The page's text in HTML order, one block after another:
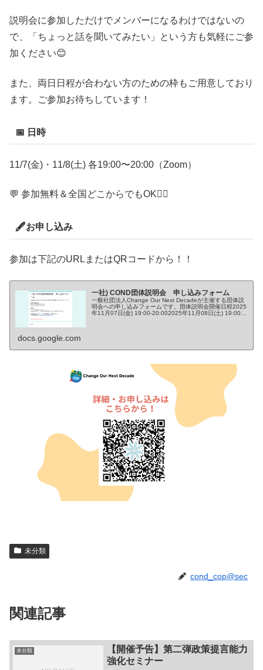
説明会に参加しただけでメンバーになるわけではないの
で、「ちょっと話を聞いてみたい」という方も気軽にご参
加ください😊
また、両日日程が合わない方のための枠もご用意しており
ます。ご参加お待ちしています！
📅 日時
11/7(金)・11/8(土) 各19:00〜20:00（Zoom）
💬 参加無料＆全国どこからでもOK🙆‍♀️
🖋️お申し込み
参加は下記のURLまたはQRコードから！！
一社) COND団体説明会 申し込みフォーム
一般社団法人Change Our Next Decadeが主催する団体説
明会への申し込みフォームです。団体説明会開催日程2025
年11月07日(金) 19:00-20:002025年11月08日(土) 19:00-
docs.google.com
未分類
cond_cop@sec
関連記事
未分類
【開催予告】第二弾政策提言能力
強化セミナー